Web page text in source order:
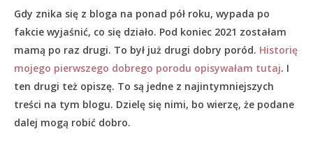
Gdy znika się z bloga na ponad pół roku, wypada po
fakcie wyjaśnić, co się działo. Pod koniec 2021 zostałam
mamą po raz drugi. To był już drugi dobry poród. Historię
mojego pierwszego dobrego porodu opisywałam tutaj. I
ten drugi też opiszę. To są jedne z najintymniejszych
treści na tym blogu. Dzielę się nimi, bo wierzę, że podane
dalej mogą robić dobro.